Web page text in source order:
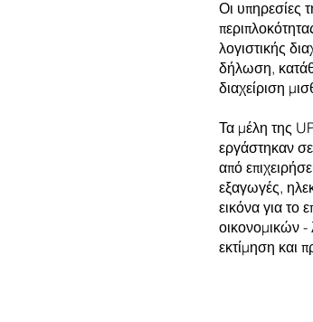
Οι υπηρεσίες
λογιστικής
δήλωση,
διαχείριση
Τα μέλη της
εργάστηκαν σε
από
εξαγωγές,
εικόνα για το
οικονομικών -
εκτίμηση και